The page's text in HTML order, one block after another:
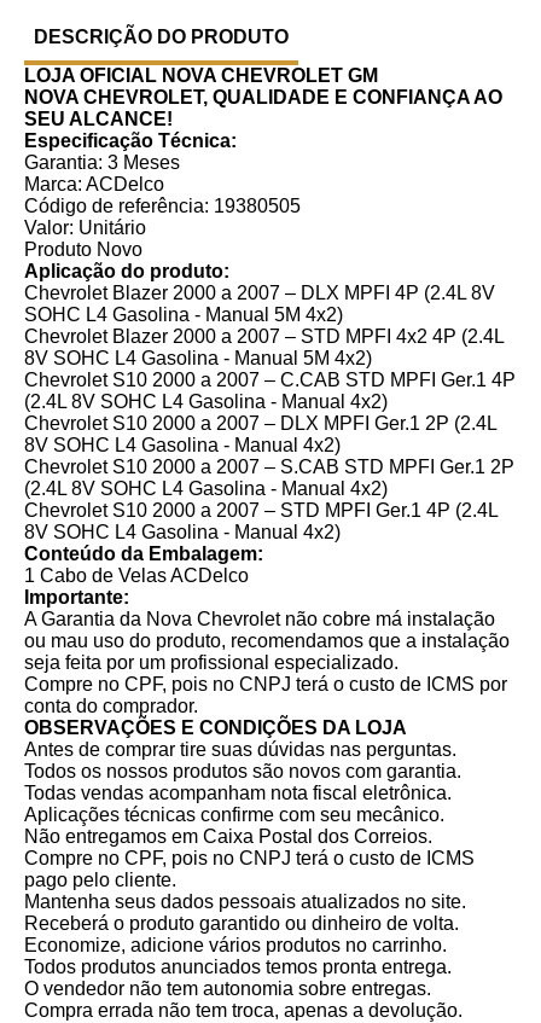
DESCRIÇÃO DO PRODUTO
LOJA OFICIAL NOVA CHEVROLET GM
NOVA CHEVROLET, QUALIDADE E CONFIANÇA AO
SEU ALCANCE!
Especificação Técnica:
Garantia: 3 Meses
Marca: ACDelco
Código de referência: 19380505
Valor: Unitário
Produto Novo
Aplicação do produto:
Chevrolet Blazer 2000 a 2007 – DLX MPFI 4P (2.4L 8V
SOHC L4 Gasolina - Manual 5M 4x2)
Chevrolet Blazer 2000 a 2007 – STD MPFI 4x2 4P (2.4L
8V SOHC L4 Gasolina - Manual 5M 4x2)
Chevrolet S10 2000 a 2007 – C.CAB STD MPFI Ger.1 4P
(2.4L 8V SOHC L4 Gasolina - Manual 4x2)
Chevrolet S10 2000 a 2007 – DLX MPFI Ger.1 2P (2.4L
8V SOHC L4 Gasolina - Manual 4x2)
Chevrolet S10 2000 a 2007 – S.CAB STD MPFI Ger.1 2P
(2.4L 8V SOHC L4 Gasolina - Manual 4x2)
Chevrolet S10 2000 a 2007 – STD MPFI Ger.1 4P (2.4L
8V SOHC L4 Gasolina - Manual 4x2)
Conteúdo da Embalagem:
1 Cabo de Velas ACDelco
Importante:
A Garantia da Nova Chevrolet não cobre má instalação
ou mau uso do produto, recomendamos que a instalação
seja feita por um profissional especializado.
Compre no CPF, pois no CNPJ terá o custo de ICMS por
conta do comprador.
OBSERVAÇÕES E CONDIÇÕES DA LOJA
Antes de comprar tire suas dúvidas nas perguntas.
Todos os nossos produtos são novos com garantia.
Todas vendas acompanham nota fiscal eletrônica.
Aplicações técnicas confirme com seu mecânico.
Não entregamos em Caixa Postal dos Correios.
Compre no CPF, pois no CNPJ terá o custo de ICMS
pago pelo cliente.
Mantenha seus dados pessoais atualizados no site.
Receberá o produto garantido ou dinheiro de volta.
Economize, adicione vários produtos no carrinho.
Todos produtos anunciados temos pronta entrega.
O vendedor não tem autonomia sobre entregas.
Compra errada não tem troca, apenas a devolução.